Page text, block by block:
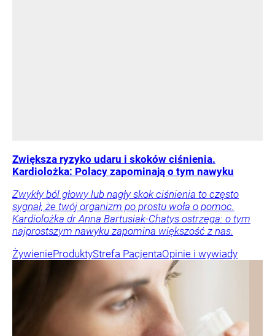
Zwiększa ryzyko udaru i skoków ciśnienia.
Kardiolożka: Polacy zapominają o tym nawyku
Zwykły ból głowy lub nagły skok ciśnienia to często
sygnał, że twój organizm po prostu woła o pomoc.
Kardiolożka dr Anna Bartusiak-Chatys ostrzega: o tym
najprostszym nawyku zapomina większość z nas.
ŻywienieProduktyStrefa PacjentaOpinie i wywiady